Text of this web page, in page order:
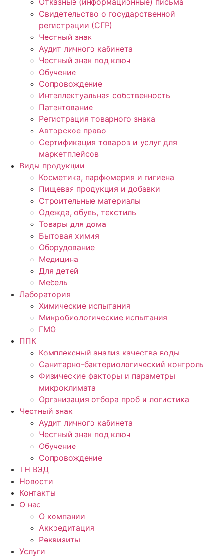
Отказные (информационные) письма
Свидетельство о государственной
регистрации (СГР)
Честный знак
Аудит личного кабинета
Честный знак под ключ
Обучение
Сопровождение
Интеллектуальная собственность
Патентование
Регистрация товарного знака
Авторское право
Сертификация товаров и услуг для
маркетплейсов
Виды продукции
Косметика, парфюмерия и гигиена
Пищевая продукция и добавки
Строительные материалы
Одежда, обувь, текстиль
Товары для дома
Бытовая химия
Оборудование
Медицина
Для детей
Мебель
Лаборатория
Химические испытания
Микробиологические испытания
ГМО
ППК
Комплексный анализ качества воды
Санитарно-бактериологический контроль
Физические факторы и параметры
микроклимата
Организация отбора проб и логистика
Честный знак
Аудит личного кабинета
Честный знак под ключ
Обучение
Сопровождение
ТН ВЭД
Новости
Контакты
О нас
О компании
Аккредитация
Реквизиты
Услуги